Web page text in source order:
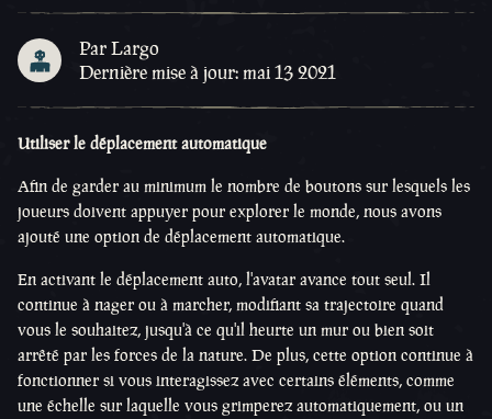
Par Largo
Dernière mise à jour: mai 13 2021
Utiliser le déplacement automatique
Afin de garder au minimum le nombre de boutons sur lesquels les
joueurs doivent appuyer pour explorer le monde, nous avons
ajouté une option de déplacement automatique.
En activant le déplacement auto, l'avatar avance tout seul. Il
continue à nager ou à marcher, modifiant sa trajectoire quand
vous le souhaitez, jusqu'à ce qu'il heurte un mur ou bien soit
arrêté par les forces de la nature. De plus, cette option continue à
fonctionner si vous interagissez avec certains éléments, comme
une échelle sur laquelle vous grimperez automatiquement, ou un